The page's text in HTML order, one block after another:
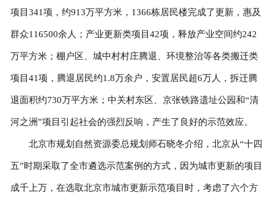
项目341项，约913万平方米，1366栋居民楼完成了更新，惠及
群众116500余人；产业更新类项目42项，释放产业空间约242
万平方米；棚户区、城中村村庄腾退、环境整治等各类搬迁类
项目41项，腾退居民约1.8万余户，安置居民超6万人，拆迁腾
退面积约730万平方米；中关村东区、京张铁路遗址公园和“清
河之洲”项目引起社会的强烈反响，产生了良好的示范效应。
北京市规划自然资源委总规划师石晓冬介绍，北京从“十四
五”时期采取了全市遴选示范案例的方式，因为城市更新的项目
成千上万，在选取北京市城市更新示范项目时，考虑了六个方